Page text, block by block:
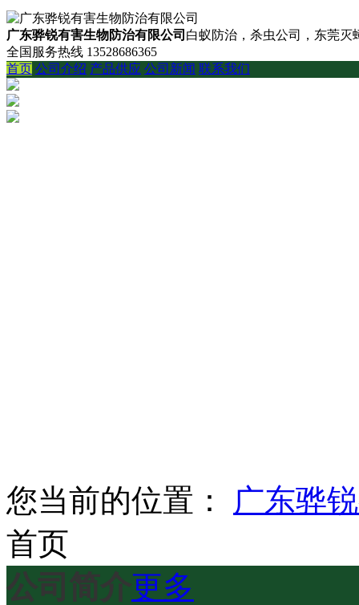
广东骅锐有害生物防治有限公司 白蚁防治，杀虫公司，东莞灭
全国服务热线 13528686365
首页 公司介绍 产品供应 公司新闻 联系我们
您当前的位置：
广东骅
首页
公司简介更多